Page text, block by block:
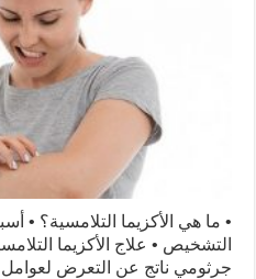
• ما هي الأكزيما التلامسية؟ •
التشخيص • علاج الأكزيما
جرثومي ناتج عن التعرض لعوامل